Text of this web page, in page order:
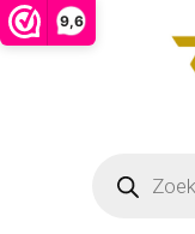
9,6
zoeken